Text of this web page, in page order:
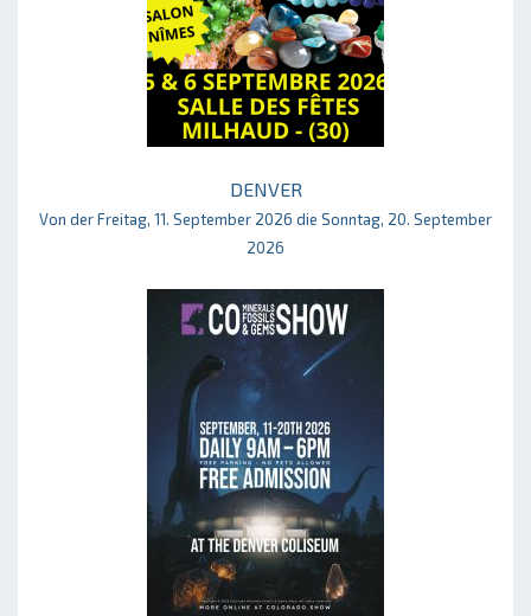
DENVER
Von der Freitag, 11. September 2026 die Sonntag, 20. September
2026